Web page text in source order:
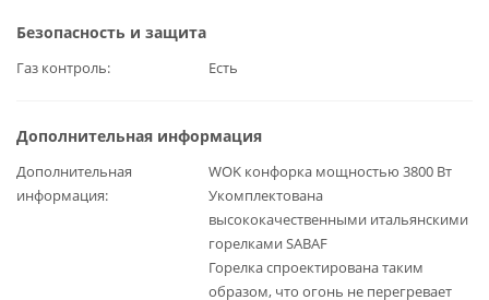
Безопасность и защита
Газ контроль Есть
Дополнительная информация
Дополнительная
информация
WOK конфорка мощностью 3800 Вт
Укомплектована
высококачественными итальянскими
горелками SABAF
Горелка спроектирована таким
образом, что огонь не перегревает